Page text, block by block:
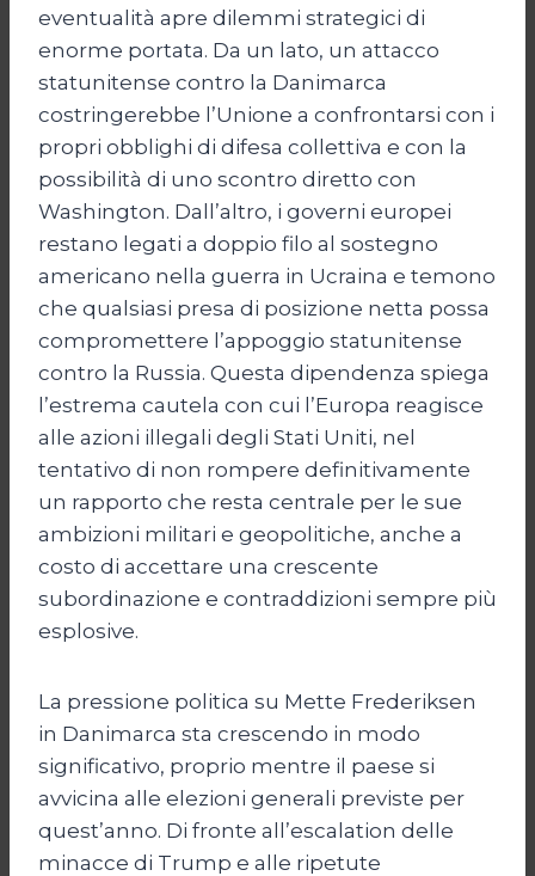
eventualità apre dilemmi strategici di
enorme portata. Da un lato, un attacco
statunitense contro la Danimarca
costringerebbe l’Unione a confrontarsi con i
propri obblighi di difesa collettiva e con la
possibilità di uno scontro diretto con
Washington. Dall’altro, i governi europei
restano legati a doppio filo al sostegno
americano nella guerra in Ucraina e temono
che qualsiasi presa di posizione netta possa
compromettere l’appoggio statunitense
contro la Russia. Questa dipendenza spiega
l’estrema cautela con cui l’Europa reagisce
alle azioni illegali degli Stati Uniti, nel
tentativo di non rompere definitivamente
un rapporto che resta centrale per le sue
ambizioni militari e geopolitiche, anche a
costo di accettare una crescente
subordinazione e contraddizioni sempre più
esplosive.
La pressione politica su Mette Frederiksen
in Danimarca sta crescendo in modo
significativo, proprio mentre il paese si
avvicina alle elezioni generali previste per
quest’anno. Di fronte all’escalation delle
minacce di Trump e alle ripetute